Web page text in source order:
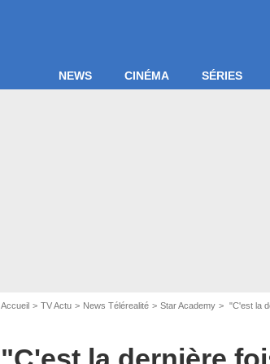
NEWS CINÉMA SÉRIES
Accueil TV Actu News Télérealité Star Academy "C'est la